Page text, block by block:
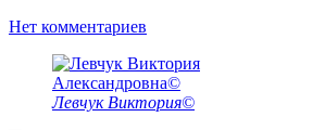
Нет комментариев
Левчук Виктория©